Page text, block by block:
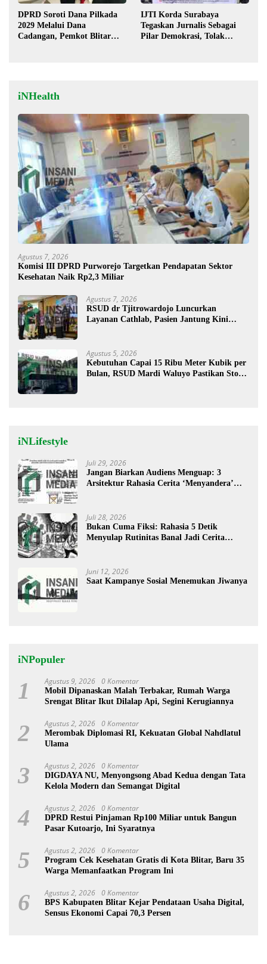
DPRD Soroti Dana Pilkada
2029 Melalui Dana
Cadangan, Pemkot Blitar
IJTI Korda Surabaya
Tegaskan Jurnalis Sebagai
Pilar Demokrasi, Tolak
iNHealth
Agustus 7, 2026
Komisi III DPRD Purworejo Targetkan Pendapatan Sektor
Kesehatan Naik Rp2,3 Miliar
Agustus 7, 2026
RSUD dr Tjitrowardojo Luncurkan
Layanan Cathlab, Pasien Jantung Kini
Agustus 5, 2026
Kebutuhan Capai 15 Ribu Meter Kubik per
Bulan, RSUD Mardi Waluyo Pastikan Stok
iNLifestyle
Juli 29, 2026
Jangan Biarkan Audiens Menguap: 3
Arsitektur Rahasia Cerita ‘Menyandera’
Juli 28, 2026
Bukan Cuma Fiksi: Rahasia 5 Detik
Menyulap Rutinitas Banal Jadi Cerita
Juni 12, 2026
Saat Kampanye Sosial Menemukan Jiwanya
iNPopuler
1 Agustus 9, 2026 0 Komentar
Mobil Dipanaskan Malah Terbakar, Rumah Warga
Srengat Blitar Ikut Dilalap Api, Segini Kerugiannya
2 Agustus 2, 2026 0 Komentar
Merombak Diplomasi RI, Kekuatan Global Nahdlatul
Ulama
3 Agustus 2, 2026 0 Komentar
DIGDAYA NU, Menyongsong Abad Kedua dengan Tata
Kelola Modern dan Semangat Digital
4 Agustus 2, 2026 0 Komentar
DPRD Restui Pinjaman Rp100 Miliar untuk Bangun
Pasar Kutoarjo, Ini Syaratnya
5 Agustus 2, 2026 0 Komentar
Program Cek Kesehatan Gratis di Kota Blitar, Baru 35
Warga Memanfaatkan Program Ini
6 Agustus 2, 2026 0 Komentar
BPS Kabupaten Blitar Kejar Pendataan Usaha Digital,
Sensus Ekonomi Capai 70,3 Persen